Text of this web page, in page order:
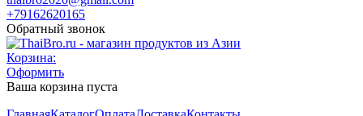
+79162620165
Обратный звонок
Корзина:
Оформить
Ваша корзина пуста